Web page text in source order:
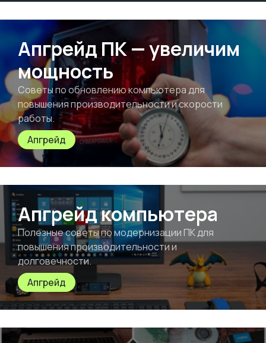
Апгрейд ПК — увеличим
мощность
Советы по обновлению компьютера для
повышения производительности и скорости
работы.
Апгрейд
Апгрейд компьютера
Полезные советы по модернизации ПК для
повышения производительности и
долговечности.
Апгрейд